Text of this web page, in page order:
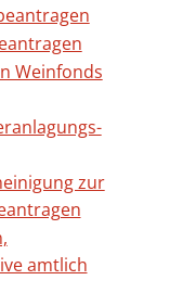
Weinfonds
zur
amtlich